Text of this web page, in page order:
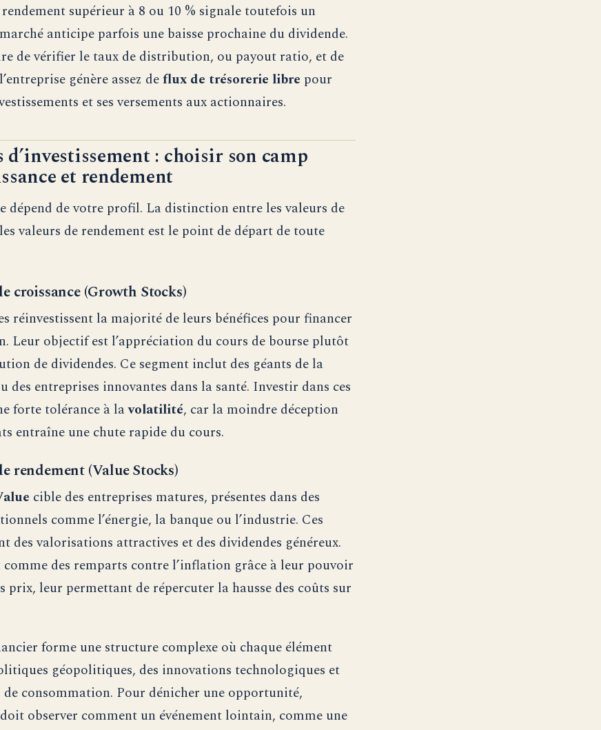
supérieur à 8 ou 10 % signale toutefois un
anticipe parfois une baisse prochaine du dividende.
de vérifier le taux de distribution, ou payout ratio, et de
génère assez deflux de trésorerie libre pour
et ses versements aux actionnaires.
d’investissement : choisir son camp
et rendement
dépend de votre profil. La distinction entre les valeurs de
valeurs de rendement est le point de départ de toute
croissance (Growth Stocks)
réinvestissent la majorité de leurs bénéfices pour financer
Leur objectif est l’appréciation du cours de bourse plutôt
de dividendes. Ce segment inclut des géants de la
des entreprises innovantes dans la santé. Investir dans ces
forte tolérance à lavolatilité, car la moindre déception
entraîne une chute rapide du cours.
rendement (Value Stocks)
cible des entreprises matures, présentes dans des
comme l’énergie, la banque ou l’industrie. Ces
des valorisations attractives et des dividendes généreux.
comme des remparts contre l’inflation grâce à leur pouvoir
prix, leur permettant de répercuter la hausse des coûts sur
forme une structure complexe où chaque élément
géopolitiques, des innovations technologiques et
de consommation. Pour dénicher une opportunité,
observer comment un événement lointain, comme une